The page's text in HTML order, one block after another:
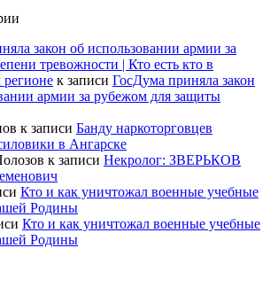
закон об использовании армии за
тревожности | Кто есть кто в
регионе к записи ГосДума приняла закон
армии за рубежом для защиты
к записи Банду наркоторговцев
в Ангарске
к записи Некролог: ЗВЕРЬКОВ
Кто и как уничтожал военные учебные
Родины
Кто и как уничтожал военные учебные
Родины